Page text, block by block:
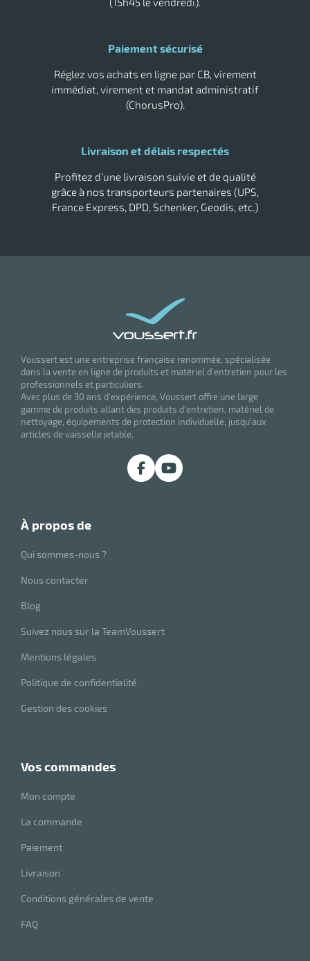
Paiement sécurisé
Réglez vos achats en ligne par CB, virement
immédiat, virement et mandat administratif
(ChorusPro).
Livraison et délais respectés
Profitez d’une livraison suivie et de qualité
grâce à nos transporteurs partenaires (UPS,
France Express, DPD, Schenker, Geodis, etc.)
Voussert est une entreprise française renommée, spécialisée
dans la vente en ligne de produits et matériel d'entretien pour les
professionnels et particuliers.
Avec plus de 30 ans d'expérience, Voussert offre une large
gamme de produits allant des produits d'entretien, matériel de
nettoyage, équipements de protection individuelle, jusqu'aux
articles de vaisselle jetable.
à propos de
Qui sommes-nous ?
Nous contacter
Blog
Suivez nous sur la TeamVoussert
Mentions légales
Politique de confidentialité
Gestion des cookies
vos commandes
Mon compte
La commande
Paiement
Livraison
Conditions générales de vente
FAQ